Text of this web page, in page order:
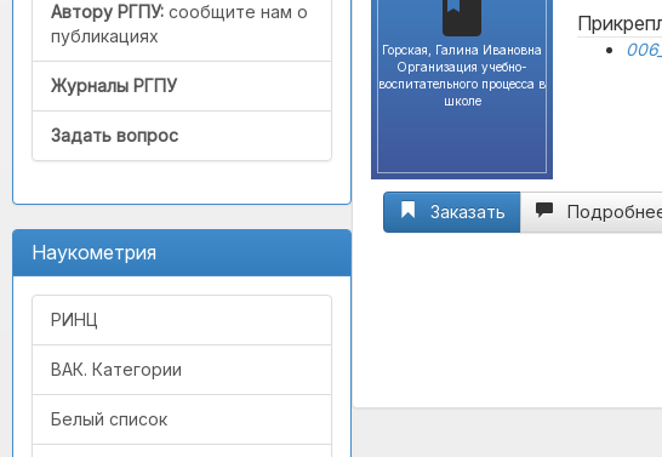
Автору РГПУ: сообщите нам о
публикациях
Журналы РГПУ
Задать вопрос
Наукометрия
РИНЦ
ВАК. Категории
Белый список
Горская, Галина Ивановна
Организация учебно-
воспитательного процесса в
школе
Заказать